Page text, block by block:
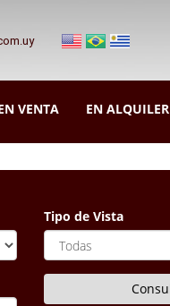
VENTA EN ALQUILER
Tipo de Vista